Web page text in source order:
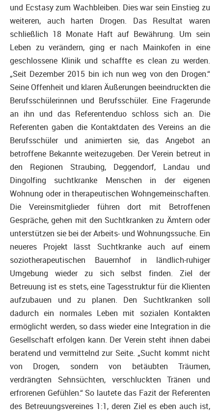
und Ecstasy zum Wachbleiben. Dies war sein Einstieg zu
weiteren, auch harten Drogen. Das Resultat waren
schließlich 18 Monate Haft auf Bewährung. Um sein
Leben zu verändern, ging er nach Mainkofen in eine
geschlossene Klinik und schaffte es clean zu werden.
„Seit Dezember 2015 bin ich nun weg von den Drogen.“
Seine Offenheit und klaren Äußerungen beeindruckten die
Berufsschülerinnen und Berufsschüler. Eine Fragerunde
an ihn und das Referentenduo schloss sich an. Die
Referenten gaben die Kontaktdaten des Vereins an die
Berufsschüler und animierten sie, das Angebot an
betroffene Bekannte weitezugeben. Der Verein betreut in
den Regionen Straubing, Deggendorf, Landau und
Dingolfing suchtkranke Menschen in der eigenen
Wohnung oder in therapeutischen Wohngemeinschaften.
Die Vereinsmitglieder führen dort mit Betroffenen
Gespräche, gehen mit den Suchtkranken zu Ämtern oder
unterstützen sie bei der Arbeits- und Wohnungssuche. Ein
neueres Projekt lässt Suchtkranke auch auf einem
soziotherapeutischen Bauernhof in ländlich-ruhiger
Umgebung wieder zu sich selbst finden. Ziel der
Betreuung ist es stets, eine Tagesstruktur für die Klienten
aufzubauen und zu planen. Den Suchtkranken soll
dadurch ein normales Leben mit sozialen Kontakten
ermöglicht werden, so dass wieder eine Integration in die
Gesellschaft erfolgen kann. Der Verein steht ihnen dabei
beratend und vermittelnd zur Seite. „Sucht kommt nicht
von Drogen, sondern von betäubten Träumen,
verdrängten Sehnsüchten, verschluckten Tränen und
erfrorenen Gefühlen.“ So lautete das Fazit der Referenten
des Betreuungsvereines 1:1, deren Ziel es eben auch ist,